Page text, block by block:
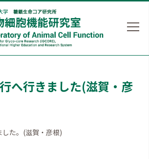
へ行きました(滋賀・彦
た。(滋賀・彦根)